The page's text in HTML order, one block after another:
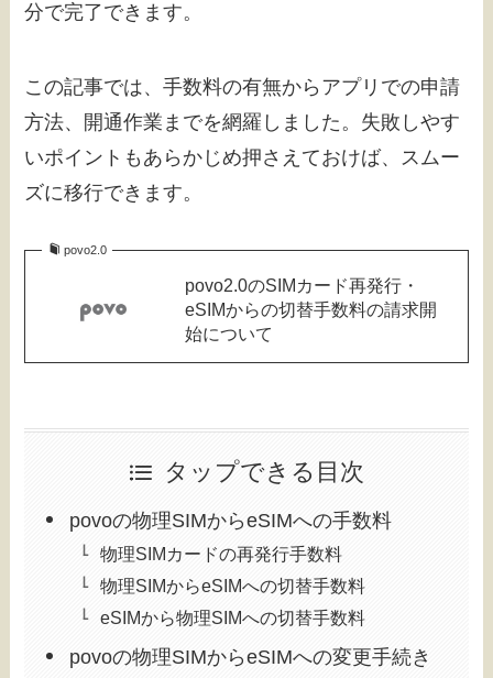
分で完了できます。
この記事では、手数料の有無からアプリでの申請
方法、開通作業までを網羅しました。失敗しやす
いポイントもあらかじめ押さえておけば、スムー
ズに移行できます。
povo2.0
povo2.0のSIMカード再発行・
eSIMからの切替手数料の請求開
始について
タップできる目次
povoの物理SIMからeSIMへの手数料
物理SIMカードの再発行手数料
物理SIMからeSIMへの切替手数料
eSIMから物理SIMへの切替手数料
povoの物理SIMからeSIMへの変更手続き